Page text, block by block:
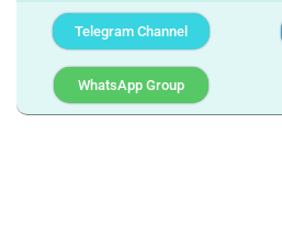
Telegram Channel
WhatsApp Group